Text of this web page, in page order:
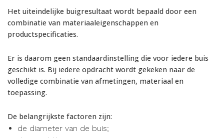
Het uiteindelijke buigresultaat wordt bepaald door een
combinatie van materiaaleigenschappen en
productspecificaties.
Er is daarom geen standaardinstelling die voor iedere buis
geschikt is. Bij iedere opdracht wordt gekeken naar de
volledige combinatie van afmetingen, materiaal en
toepassing.
De belangrijkste factoren zijn:
de diameter van de buis;